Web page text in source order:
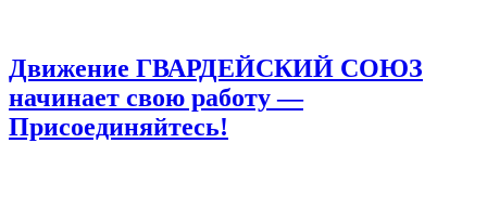
Движение ГВАРДЕЙСКИЙ СОЮЗ
начинает свою работу —
Присоединяйтесь!